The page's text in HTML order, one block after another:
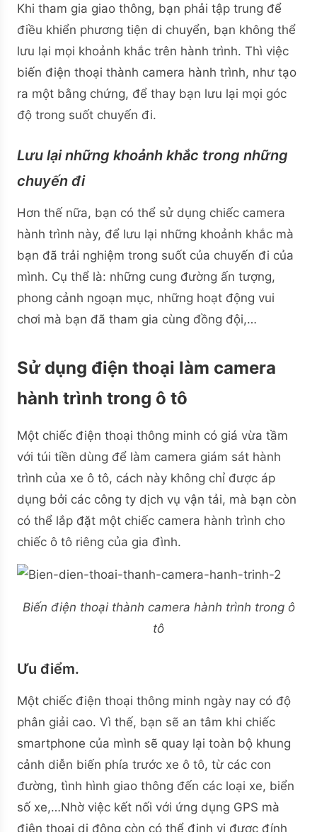
Khi tham gia giao thông, bạn phải tập trung để
điều khiển phương tiện di chuyển, bạn không thể
lưu lại mọi khoảnh khắc trên hành trình. Thì việc
biến điện thoại thành camera hành trình, như tạo
ra một bằng chứng, để thay bạn lưu lại mọi góc
độ trong suốt chuyến đi.
Lưu lại những khoảnh khắc trong những
chuyến đi
Hơn thế nữa, bạn có thể sử dụng chiếc camera
hành trình này, để lưu lại những khoảnh khắc mà
bạn đã trải nghiệm trong suốt của chuyến đi của
mình. Cụ thể là: những cung đường ấn tượng,
phong cảnh ngoạn mục, những hoạt động vui
chơi mà bạn đã tham gia cùng đồng đội,…
Sử dụng điện thoại làm camera
hành trình trong ô tô
Một chiếc điện thoại thông minh có giá vừa tầm
với túi tiền dùng để làm camera giám sát hành
trình của xe ô tô, cách này không chỉ được áp
dụng bởi các công ty dịch vụ vận tải, mà bạn còn
có thể lắp đặt một chiếc camera hành trình cho
chiếc ô tô riêng của gia đình.
Biến điện thoại thành camera hành trình trong ô
tô
Ưu điểm.
Một chiếc điện thoại thông minh ngày nay có độ
phân giải cao. Vì thế, bạn sẽ an tâm khi chiếc
smartphone của mình sẽ quay lại toàn bộ khung
cảnh diễn biến phía trước xe ô tô, từ các con
đường, tình hình giao thông đến các loại xe, biển
số xe,…Nhờ việc kết nối với ứng dụng GPS mà
điện thoại di động còn có thể định vị được đính